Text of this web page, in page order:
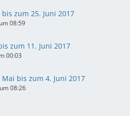
zum 25. Juni 2017
08:59
zum 11. Juni 2017
00:03
bis zum 4. Juni 2017
08:26